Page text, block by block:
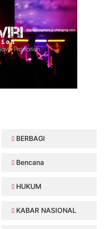
BERBAGI
Bencana
HUKUM
KABAR NASIONAL